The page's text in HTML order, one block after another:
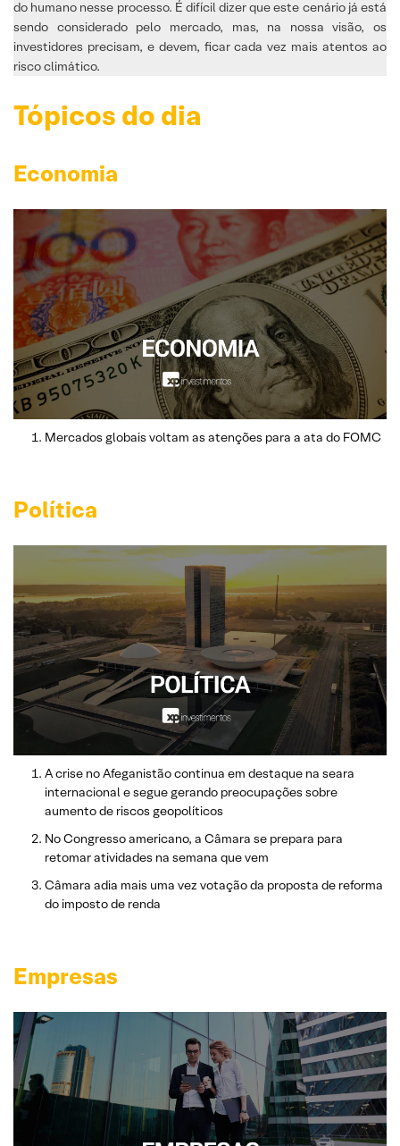
do humano nesse processo. É difícil dizer que este cenário já está
sendo considerado pelo mercado, mas, na nossa visão, os
investidores precisam, e devem, ficar cada vez mais atentos ao
risco climático.
Tópicos do dia
Economia
Mercados globais voltam as atenções para a ata do FOMC
Política
A crise no Afeganistão continua em destaque na seara
internacional e segue gerando preocupações sobre
aumento de riscos geopolíticos
No Congresso americano, a Câmara se prepara para
retomar atividades na semana que vem
Câmara adia mais uma vez votação da proposta de reforma
do imposto de renda
Empresas